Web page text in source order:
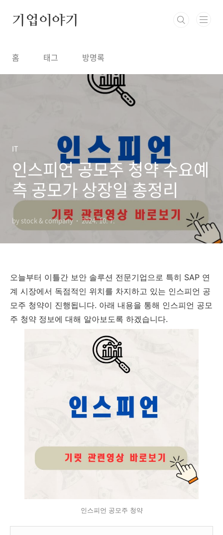
기업이야기
홈 태그 방명록
IT
인스피언 공모주 청약 수요예
측 공모가 상장일 총정리
by stock & company 2024. 10. 7.
오늘부터 이틀간 보안 솔루션 전문기업으로 특히 SAP 연
계 시장에서 독점적인 위치를 차지하고 있는 인스피언 공
모주 청약이 진행됩니다. 아래 내용을 통해 인스피언 공모
주 청약 정보에 대해 알아보도록 하겠습니다.
인스피언 공모주 청약